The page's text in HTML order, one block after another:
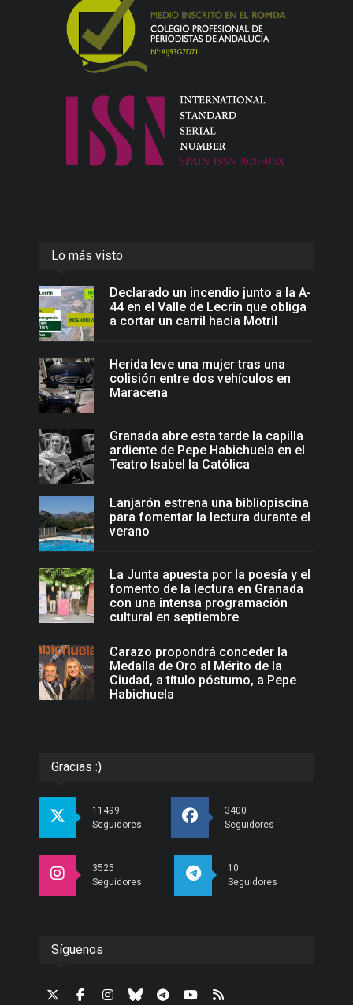
Lo más visto
Declarado un incendio junto a la A-
44 en el Valle de Lecrín que obliga
a cortar un carril hacia Motril
Herida leve una mujer tras una
colisión entre dos vehículos en
Maracena
Granada abre esta tarde la capilla
ardiente de Pepe Habichuela en el
Teatro Isabel la Católica
Lanjarón estrena una bibliopiscina
para fomentar la lectura durante el
verano
La Junta apuesta por la poesía y el
fomento de la lectura en Granada
con una intensa programación
cultural en septiembre
Carazo propondrá conceder la
Medalla de Oro al Mérito de la
Ciudad, a título póstumo, a Pepe
Habichuela
Gracias :)
11499
Seguidores
3400
Seguidores
3525
Seguidores
10
Seguidores
Síguenos